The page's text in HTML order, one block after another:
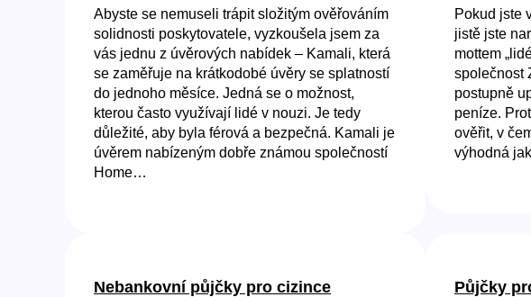
Abyste se nemuseli trápit složitým ověřováním
solidnosti poskytovatele, vyzkoušela jsem za
vás jednu z úvěrových nabídek – Kamali, která
se zaměřuje na krátkodobé úvěry se splatností
do jednoho měsíce. Jedná se o možnost,
kterou často využívají lidé v nouzi. Je tedy
důležité, aby byla férová a bezpečná. Kamali je
úvěrem nabízeným dobře známou společností
Home…
Pokud jste
jistě jste
mottem
společnost
postupně
peníze.
ověřit, v
výhodná
Nebankovní půjčky pro cizince Půjčky